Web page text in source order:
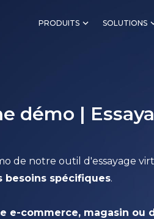
PRODUITS SOLUTIONS
démo |
de notre outil d'essayage
besoins spécifiques.
e-commerce, magasin ou